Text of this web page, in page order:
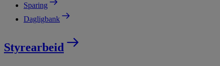
Sparing
Dagligbank
Styrearbeid